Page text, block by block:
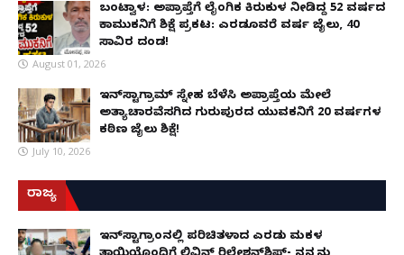
ಬಂಟ್ವಾಳ: ಅಪ್ರಾಪ್ತೆಗೆ ಲೈಂಗಿಕ ಕಿರುಕುಳ ನೀಡಿದ್ದ 52 ವರ್ಷದ
ಕಾಮುಕನಿಗೆ ಶಿಕ್ಷೆ ಪ್ರಕಟ: ಎರಡೂವರೆ ವರ್ಷ ಜೈಲು, ₹40
ಸಾವಿರ ದಂಡ!
August 01, 2026
ಇನ್‌ಸ್ಟಾಗ್ರಾಮ್ ಸ್ನೇಹ ಬೆಳೆಸಿ ಅಪ್ರಾಪ್ತೆಯ ಮೇಲೆ
ಅತ್ಯಾಚಾರವೆಸಗಿದ ಗುರುಪುರದ ಯುವಕನಿಗೆ 20 ವರ್ಷಗಳ
ಕಠಿಣ ಜೈಲು ಶಿಕ್ಷೆ!
July 10, 2026
ರಾಜ್ಯ
ಇನ್​ಸ್ಟಾಗ್ರಾಂನಲ್ಲಿ ಪರಿಚಿತಳಾದ ಎರಡು ಮಕ್ಕಳ